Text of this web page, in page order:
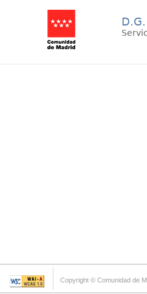
Copyright © Comunidad de